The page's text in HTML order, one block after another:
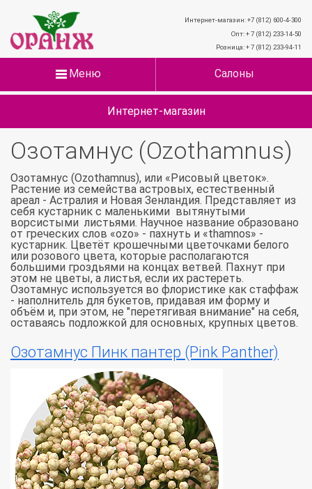
Интернет-магазин: +7 (812) 600-4-300
Опт: + 7 (812) 233-14-50
Розница: + 7 (812) 233-94-11
Меню Салоны
Интернет-магазин
Озотамнус (Ozothamnus)
Озотамнус (Ozothamnus), или «Рисовый цветок».
Растение из семейства астровых, естественный
ареал - Астралия и Новая Зенландия. Представляет из
себя кустарник с маленькими вытянутыми
ворсистыми листьями. Научное название образовано
от греческих слов «ozo» - пахнуть и «thamnos» -
кустарник. Цветёт крошечными цветочками белого
или розового цвета, которые располагаются
большими гроздьями на концах ветвей. Пахнут при
этом не цветы, а листья, если их растереть.
Озотамнус используется во флористике как стаффаж
- наполнитель для букетов, придавая им форму и
объём и, при этом, не "перетягивая внимание" на себя,
оставаясь подложкой для основных, крупных цветов.
Озотамнус Пинк пантер (Pink Panther)